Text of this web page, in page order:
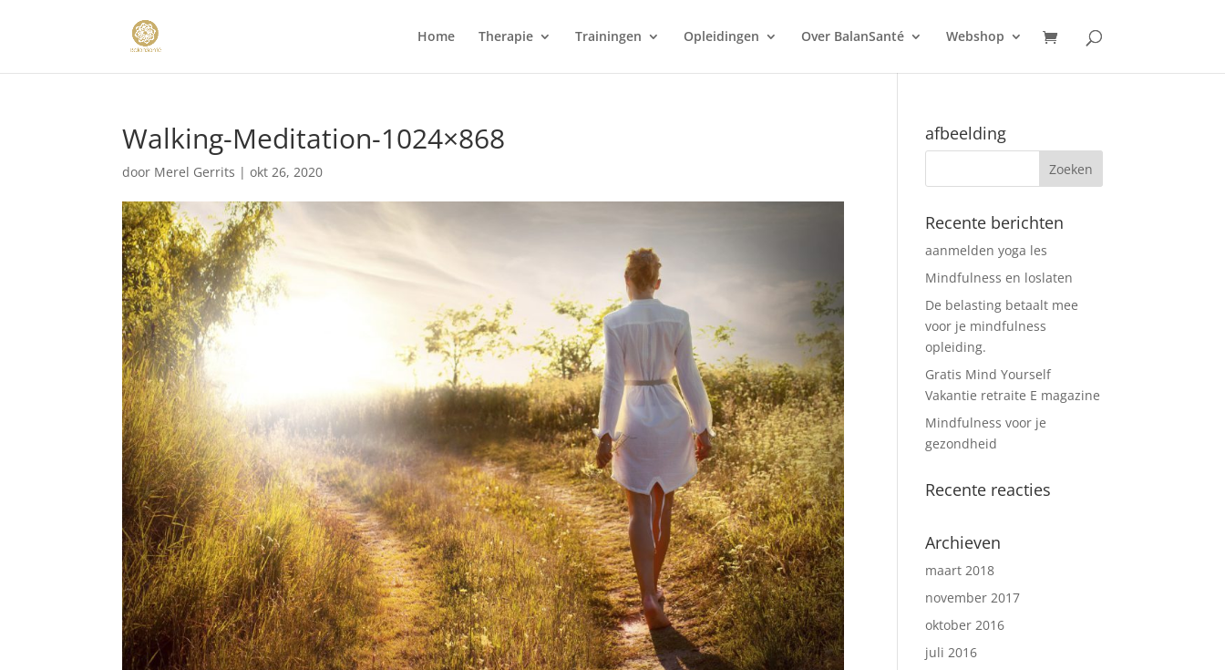
Home Therapie Trainingen Opleidingen Over BalanSanté Webshop
Walking-Meditation-1024×868
door Merel Gerrits |okt 26, 2020
afbeelding
Recente berichten
aanmelden yoga les
Mindfulness en loslaten
De belasting betaalt mee
voor je mindfulness
opleiding.
Gratis Mind Yourself
Vakantie retraite E magazine
Mindfulness voor je
gezondheid
Recente reacties
Archieven
maart 2018
november 2017
oktober 2016
juli 2016